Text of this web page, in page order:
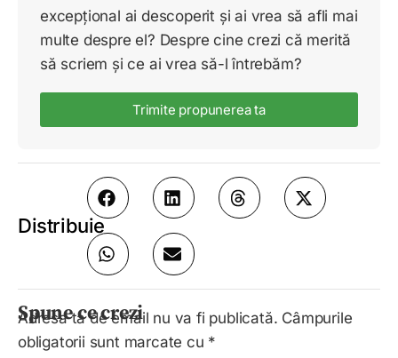
excepțional ai descoperit și ai vrea să afli mai
multe despre el? Despre cine crezi că merită
să scriem și ce ai vrea să-l întrebăm?
Trimite propunerea ta
Distribuie
Spune ce crezi
Adresa ta de email nu va fi publicată. Câmpurile
obligatorii sunt marcate cu *